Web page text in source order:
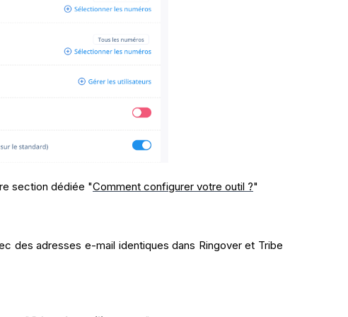
section dédiée "Comment configurer votre outil ?"
des adresses e-mail identiques dans Ringover et Tribe